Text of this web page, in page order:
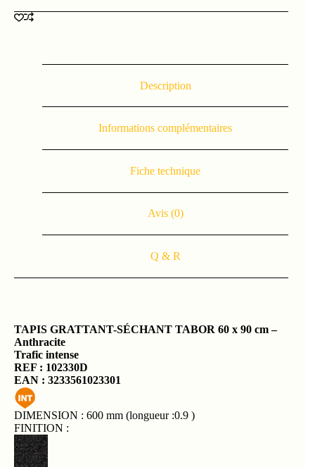
Description
Informations complémentaires
Fiche technique
Avis (0)
Q & R
TAPIS GRATTANT-SÉCHANT TABOR 60 x 90 cm –
Anthracite
Trafic intense
REF : 102330D
EAN : 3233561023301
DIMENSION : 600 mm (longueur :0.9 )
FINITION :